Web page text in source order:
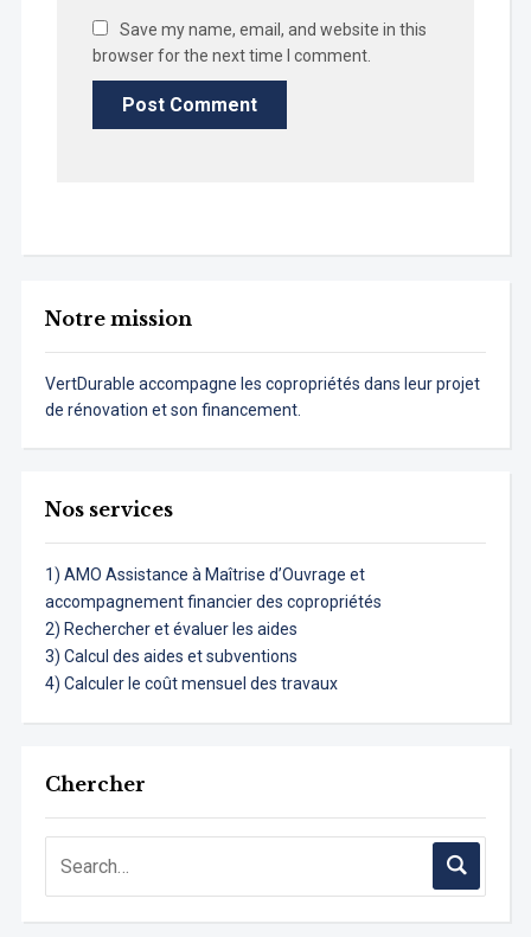
Notre mission
VertDurable accompagne les copropriétés dans leur projet
de rénovation et son financement.
Nos services
1) AMO Assistance à Maîtrise d’Ouvrage et
accompagnement financier des copropriétés
2) Rechercher et évaluer les aides
3) Calcul des aides et subventions
4) Calculer le coût mensuel des travaux
Chercher
Save my name, email, and website in this
browser for the next time I comment.